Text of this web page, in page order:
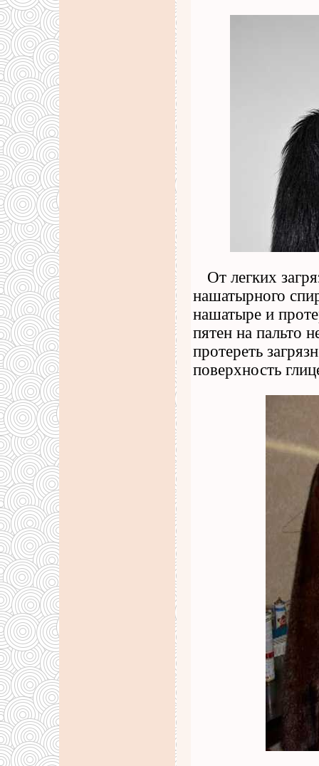
От легких
нашатырного
нашатыре и
пятен на пальто
протереть
поверхность